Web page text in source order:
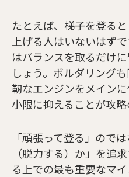
たとえば、梯子を登る
上げる人はいないはず
はバランスを取るだけ
しょう。ボルダリング
靭なエンジンをメイン
小限に抑えることが攻略
「頑張って登る」ので
（脱力する）か」を追
る上での最も重要なマイ